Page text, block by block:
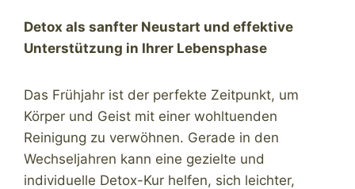
Detox als sanfter Neustart und effektive
Unterstützung in Ihrer Lebensphase
Das Frühjahr ist der perfekte Zeitpunkt, um
Körper und Geist mit einer wohltuenden
Reinigung zu verwöhnen. Gerade in den
Wechseljahren kann eine gezielte und
individuelle Detox-Kur helfen, sich leichter,